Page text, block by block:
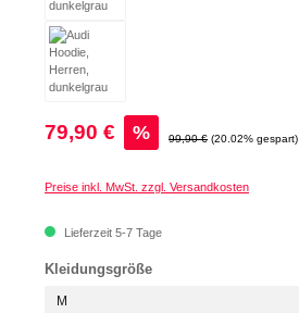
Verkaufspreis:
79,90 € % Regulärer Preis:
99,90 € (20.02% gespart)
Preise inkl. MwSt. zzgl. Versandkosten
Lieferzeit 5-7 Tage
Kleidungsgrößeauswählen